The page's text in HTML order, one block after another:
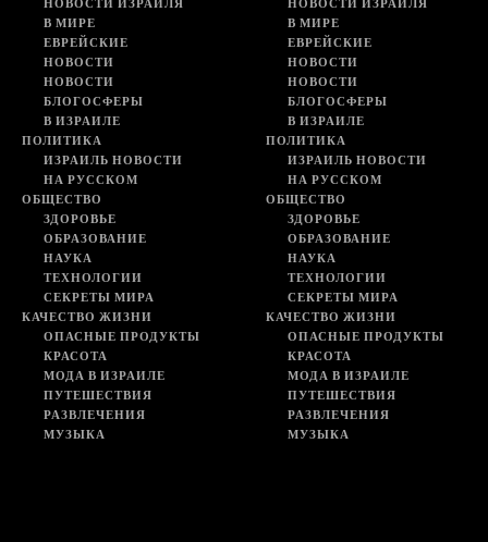
В МИРЕ
ЕВРЕЙСКИЕ
НОВОСТИ
НОВОСТИ
БЛОГОСФЕРЫ
В ИЗРАИЛЕ
ПОЛИТИКА
ИЗРАИЛЬ НОВОСТИ
НА РУССКОМ
ОБЩЕСТВО
ЗДОРОВЬЕ
ОБРАЗОВАНИЕ
НАУКА
ТЕХНОЛОГИИ
СЕКРЕТЫ МИРА
КАЧЕСТВО ЖИЗНИ
ОПАСНЫЕ ПРОДУКТЫ
КРАСОТА
МОДА В ИЗРАИЛЕ
ПУТЕШЕСТВИЯ
РАЗВЛЕЧЕНИЯ
МУЗЫКА
В МИРЕ
ЕВРЕЙСКИЕ
НОВОСТИ
НОВОСТИ
БЛОГОСФЕРЫ
В ИЗРАИЛЕ
ПОЛИТИКА
ИЗРАИЛЬ НОВОСТИ
НА РУССКОМ
ОБЩЕСТВО
ЗДОРОВЬЕ
ОБРАЗОВАНИЕ
НАУКА
ТЕХНОЛОГИИ
СЕКРЕТЫ МИРА
КАЧЕСТВО ЖИЗНИ
ОПАСНЫЕ ПРОДУКТЫ
КРАСОТА
МОДА В ИЗРАИЛЕ
ПУТЕШЕСТВИЯ
РАЗВЛЕЧЕНИЯ
МУЗЫКА